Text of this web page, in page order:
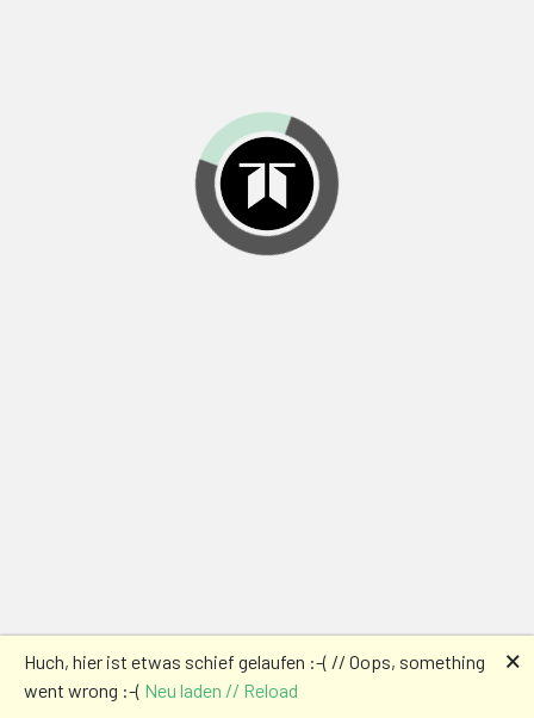
Huch, hier ist etwas schief gelaufen :-( // Oops, something
went wrong :-( Neu laden // Reload
🗙